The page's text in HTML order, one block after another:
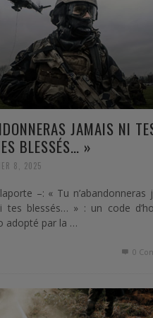
JAMAIS NI
BLESSÉS… »
8, 2025
–: « Tu n’abandonneras
blessés… » : un code
adopté par la …
0